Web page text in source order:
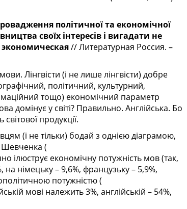
політичної та економічної
своїх інтересів і вигадати не
экономическая// Литературная Россия. –
Лінгвісти (і не лише лінгвісти) добре
політичний, культурний,
тощо) економічний параметр
домінує у світі? Правильно. Англійська. Бо
продукції.
(і не тільки) бодай з однією діаграмою,
Шевченка (
ілюструє економічну потужність мов (так,
німецьку – 9,6%, французьку – 5,9%,
потужністю (
мові належить 3%, англійській – 54%,